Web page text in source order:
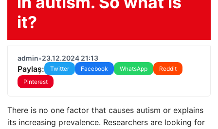
it?
admin•23.12.2024 21:13
Paylaş: Twitter Facebook WhatsApp
Reddit
Pinterest
There is no one factor that causes autism or explains
its increasing prevalence. Researchers are looking for